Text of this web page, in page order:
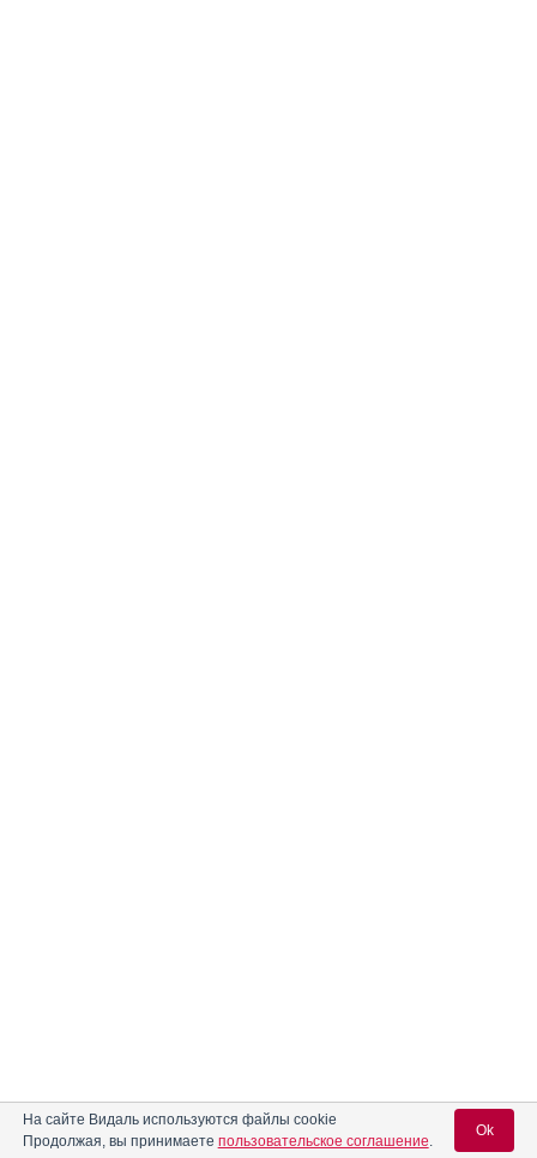
На сайте Видаль используются файлы cookie
Продолжая, вы принимаете пользовательское соглашение.
Ok